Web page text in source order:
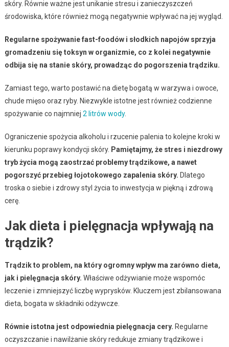
skóry. Równie ważne jest unikanie stresu i zanieczyszczeń
środowiska, które również mogą negatywnie wpływać na jej wygląd.
Regularne spożywanie fast-foodów i słodkich napojów sprzyja
gromadzeniu się toksyn w organizmie, co z kolei negatywnie
odbija się na stanie skóry, prowadząc do pogorszenia trądziku.
Zamiast tego, warto postawić na dietę bogatą w warzywa i owoce,
chude mięso oraz ryby. Niezwykle istotne jest również codzienne
spożywanie co najmniej 2 litrów wody.
Ograniczenie spożycia alkoholu i rzucenie palenia to kolejne kroki w
kierunku poprawy kondycji skóry. Pamiętajmy, że stres i niezdrowy
tryb życia mogą zaostrzać problemy trądzikowe, a nawet
pogorszyć przebieg łojotokowego zapalenia skóry. Dlatego
troska o siebie i zdrowy styl życia to inwestycja w piękną i zdrową
cerę.
Jak dieta i pielęgnacja wpływają na
trądzik?
Trądzik to problem, na który ogromny wpływ ma zarówno dieta,
jak i pielęgnacja skóry. Właściwe odżywianie może wspomóc
leczenie i zmniejszyć liczbę wyprysków. Kluczem jest zbilansowana
dieta, bogata w składniki odżywcze.
Równie istotna jest odpowiednia pielęgnacja cery. Regularne
oczyszczanie i nawilżanie skóry redukuje zmiany trądzikowe i